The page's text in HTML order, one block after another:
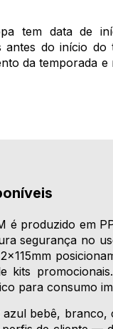
tem data de
antes do início
da temporada e
é produzido em
segurança no
kits
para consumo
bebê, branco,